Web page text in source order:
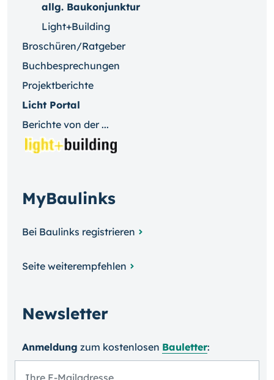
allg. Baukonjunktur
Light+Building
Broschüren/Ratgeber
Buchbesprechungen
Projektberichte
Licht Portal
Berichte von der ...
MyBaulinks
Bei Baulinks registrieren
Seite weiterempfehlen
Newsletter
Anmeldung zum kosten­losen Bauletter: